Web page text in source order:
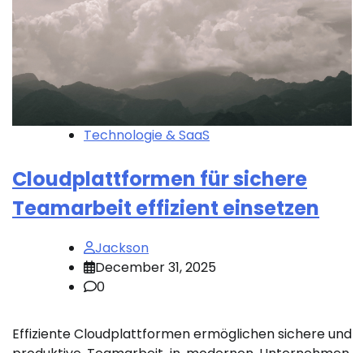
Technologie & SaaS
Cloudplattformen für sichere
Teamarbeit effizient einsetzen
Jackson
December 31, 2025
0
Effiziente Cloudplattformen ermöglichen sichere und